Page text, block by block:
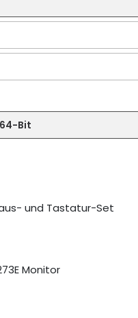
Bit
und Tastatur-Set
Monitor